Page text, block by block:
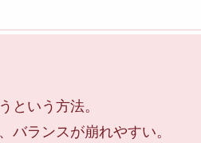
という方法。
バランスが崩れやすい。